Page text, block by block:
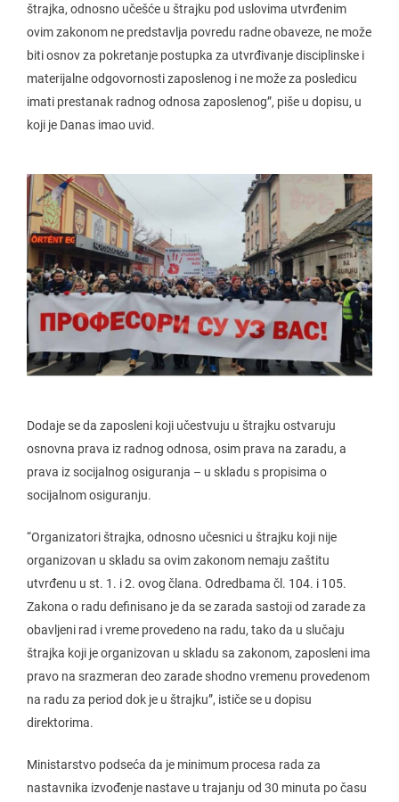
štrajka, odnosno učešće u štrajku pod uslovima utvrđenim
ovim zakonom ne predstavlja povredu radne obaveze, ne može
biti osnov za pokretanje postupka za utvrđivanje disciplinske i
materijalne odgovornosti zaposlenog i ne može za posledicu
imati prestanak radnog odnosa zaposlenog”, piše u dopisu, u
koji je Danas imao uvid.
Dodaje se da zaposleni koji učestvuju u štrajku ostvaruju
osnovna prava iz radnog odnosa, osim prava na zaradu, a
prava iz socijalnog osiguranja – u skladu s propisima o
socijalnom osiguranju.
“Organizatori štrajka, odnosno učesnici u štrajku koji nije
organizovan u skladu sa ovim zakonom nemaju zaštitu
utvrđenu u st. 1. i 2. ovog člana. Odredbama čl. 104. i 105.
Zakona o radu definisano je da se zarada sastoji od zarade za
obavljeni rad i vreme provedeno na radu, tako da u slučaju
štrajka koji je organizovan u skladu sa zakonom, zaposleni ima
pravo na srazmeran deo zarade shodno vremenu provedenom
na radu za period dok je u štrajku”, ističe se u dopisu
direktorima.
Ministarstvo podseća da je minimum procesa rada za
nastavnika izvođenje nastave u trajanju od 30 minuta po času